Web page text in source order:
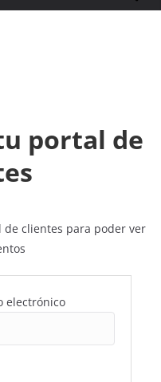
portal de
clientes para poder ver
electrónico